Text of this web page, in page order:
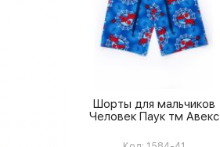
Шорты для мальчиков
Человек Паук тм Авекс